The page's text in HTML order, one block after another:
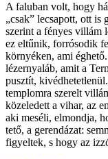
A faluban volt, hogy
„csak” lecsapott, ott
szerint a fényes villám
ez eltűnik, forrósodik
környéken, ami
lézernyaláb, amit a
pusztít,
templomra szerelt
közeledett a vihar, az
aki meséli, elmondja,
tető, a gerendázat:
figyeltek, s hogy az